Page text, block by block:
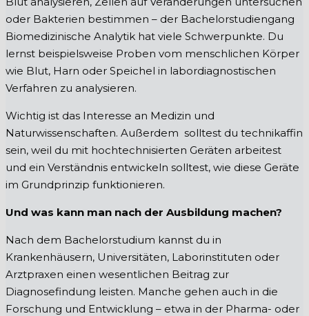
oder Bakterien bestimmen – der Bachelorstudiengang
Biomedizinische Analytik hat viele Schwerpunkte. Du
lernst beispielsweise Proben vom menschlichen Körper
wie Blut, Harn oder Speichel in labordiagnostischen
Verfahren zu analysieren.
Wichtig ist das Interesse an Medizin und
Naturwissenschaften. Außerdem solltest du technikaffin
sein, weil du mit hochtechnisierten Geräten arbeitest
und ein Verständnis entwickeln solltest, wie diese Geräte
im Grundprinzip funktionieren.
Und was kann man nach der Ausbildung machen?
Nach dem Bachelorstudium kannst du in
Krankenhäusern, Universitäten, Laborinstituten oder
Arztpraxen einen wesentlichen Beitrag zur
Diagnosefindung leisten. Manche gehen auch in die
Forschung und Entwicklung – etwa in der Pharma- oder